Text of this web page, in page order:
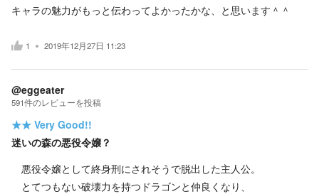
キャラの魅力がもっと伝わってよかったかな、と思います＾＾
1 2019年12月27日 11:23
@eggeater
591件のレビューを投稿
★★ Very Good!!
迷いの森の悪役令嬢？
悪役令嬢として終身刑にされそうで脱出した主人公。
とてつもない破壊力を持つドラゴンと仲良くなり、